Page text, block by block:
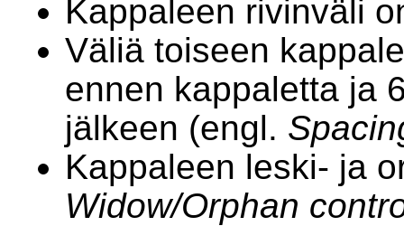
Kappaleen rivinväli
Väliä toiseen
ennen kappaletta ja
jälkeen (engl.
Kappaleen leski- ja
Widow/Orphan